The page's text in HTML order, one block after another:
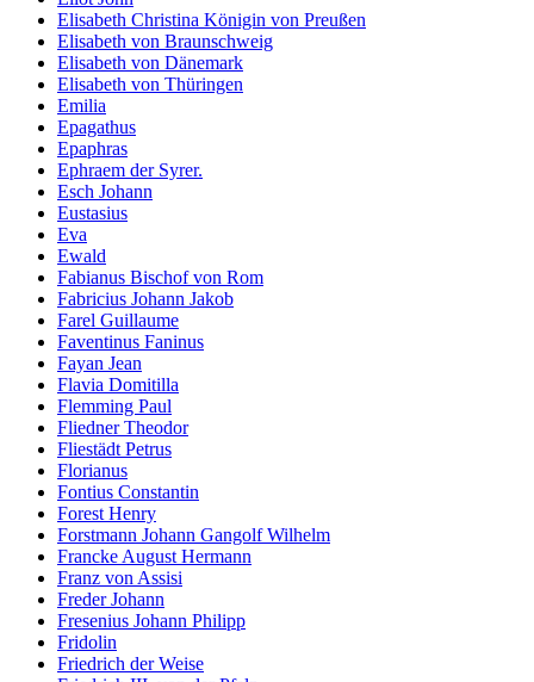
Elisabeth Christina Königin von Preußen
Elisabeth von Braunschweig
Elisabeth von Dänemark
Elisabeth von Thüringen
Emilia
Epagathus
Epaphras
Ephraem der Syrer.
Esch Johann
Eustasius
Eva
Ewald
Fabianus Bischof von Rom
Fabricius Johann Jakob
Farel Guillaume
Faventinus Faninus
Fayan Jean
Flavia Domitilla
Flemming Paul
Fliedner Theodor
Fliestädt Petrus
Florianus
Fontius Constantin
Forest Henry
Forstmann Johann Gangolf Wilhelm
Francke August Hermann
Franz von Assisi
Freder Johann
Fresenius Johann Philipp
Fridolin
Friedrich der Weise